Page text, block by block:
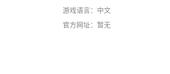
游戏语言：中文
官方网址：暂无